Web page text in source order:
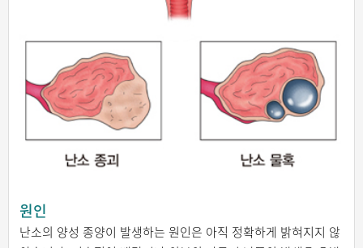
원인
난소의 양성 종양이 발생하는 원인은 아직 정확하게 밝혀지지 않